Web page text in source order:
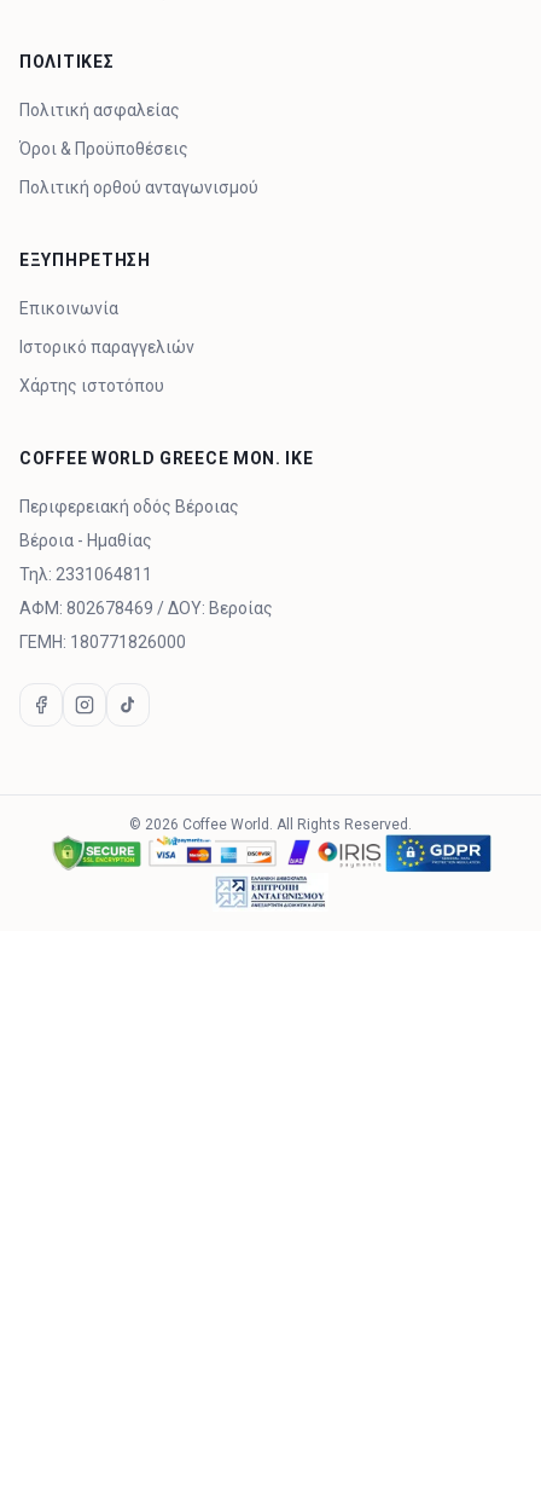
ΠΟΛΙΤΙΚΕΣ
Πολιτική ασφαλείας
Όροι & Προϋποθέσεις
Πολιτική ορθού ανταγωνισμού
ΕΞΥΠΗΡΕΤΗΣΗ
Επικοινωνία
Ιστορικό παραγγελιών
Χάρτης ιστοτόπου
COFFEE WORLD GREECE MON. IKE
Περιφερειακή οδός Βέροιας
Βέροια - Ημαθίας
Τηλ: 2331064811
ΑΦΜ: 802678469 / ΔΟΥ: Βεροίας
ΓΕΜΗ: 180771826000
© 2026 Coffee World. All Rights Reserved.